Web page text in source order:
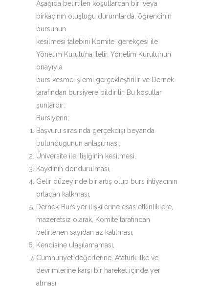
Aşağıda belirtilen koşullardan biri veya
birkaçının oluştuğu durumlarda, öğrencinin
bursunun
kesilmesi talebini Komite, gerekçesi ile
Yönetim Kurulu’na iletir. Yönetim Kurulu’nun
onayıyla
burs kesme işlemi gerçekleştirilir ve Dernek
tarafından bursiyere bildirilir. Bu koşullar
şunlardır:
Bursiyerin;
Başvuru sırasında gerçekdışı beyanda
bulunduğunun anlaşılması,
Üniversite ile ilişiğinin kesilmesi,
Kaydının dondurulması,
Gelir düzeyinde bir artış olup burs ihtiyacının
ortadan kalkması,
Dernek-Bursiyer ilişkilerine esas etkinliklere,
mazeretsiz olarak, Komite tarafından
belirlenen sayıdan az katılması,
Kendisine ulaşılamaması,
Cumhuriyet değerlerine, Atatürk ilke ve
devrimlerine karşı bir hareket içinde yer
alması.